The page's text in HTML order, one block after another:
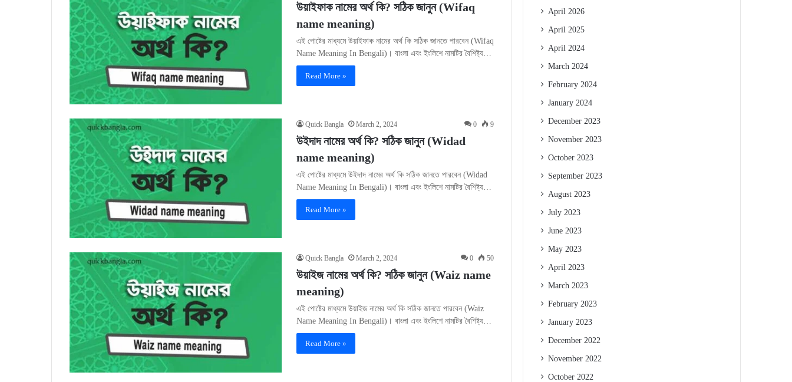
উয়াইফাক নামের অর্থ কি? সঠিক জানুন (Wifaq
name meaning)
এই পোষ্টের মাধ্যমে উয়াইফাক নামের অর্থ কি সঠিক জানতে পারবেন (Wifaq
Name Meaning In Bengali)। বাংলা এবং ইংলিশে নামটির বৈশিষ্ট্য…
Read More »
Quick Bangla March 2, 2024 0 9
উইদাদ নামের অর্থ কি? সঠিক জানুন (Widad
name meaning)
এই পোষ্টের মাধ্যমে উইদাদ নামের অর্থ কি সঠিক জানতে পারবেন (Widad
Name Meaning In Bengali)। বাংলা এবং ইংলিশে নামটির বৈশিষ্ট্য…
Read More »
Quick Bangla March 2, 2024 0 50
উয়াইজ নামের অর্থ কি? সঠিক জানুন (Waiz name
meaning)
এই পোষ্টের মাধ্যমে উয়াইজ নামের অর্থ কি সঠিক জানতে পারবেন (Waiz
Name Meaning In Bengali)। বাংলা এবং ইংলিশে নামটির বৈশিষ্ট্য…
Read More »
April 2026
April 2025
April 2024
March 2024
February 2024
January 2024
December 2023
November 2023
October 2023
September 2023
August 2023
July 2023
June 2023
May 2023
April 2023
March 2023
February 2023
January 2023
December 2022
November 2022
October 2022